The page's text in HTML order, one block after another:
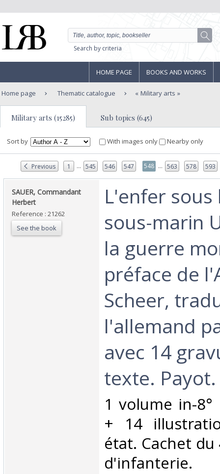
Search by criteria
HOME PAGE BOOKS AND WORKS
Home page Thematic catalogue Military arts
Military arts (15285) Sub topics (645)
Sort by With images only Nearby only
Previous 1 ... 545 546 547 548 ... 563 578 593
‎SAUER, Commandant
Herbert‎
Reference : 21262
See the book
‎L'enfer sous
sous-marin
la guerre
préface de
Scheer,
l'allemand
avec 14
texte.
‎1 volume in-
+ 14
état. Cachet
d'infanterie. ‎